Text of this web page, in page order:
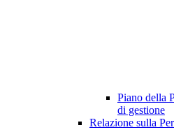
Piano della
di gestione
Relazione sulla